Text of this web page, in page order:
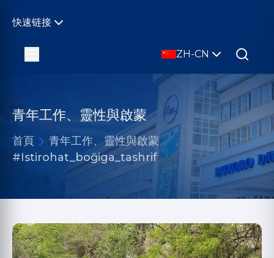
快速链接
ZH-CN
青年工作、靈性與啟蒙
首頁
青年工作、靈性與啟蒙
#Istirohat_boğiga_tashrif